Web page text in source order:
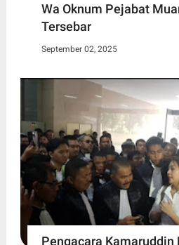
Wa Oknum Pejabat
Tersebar
September 02, 2025
Pengacara Kamaruddin